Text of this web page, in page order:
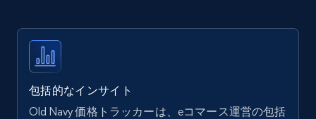
35.3K+
包括的なインサイト
Old Navy 価格トラッカーは、eコマース運営の包括